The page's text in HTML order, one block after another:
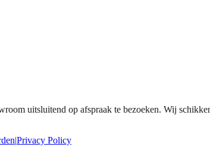
uitsluitend op afspraak te bezoeken. Wij
|Privacy Policy